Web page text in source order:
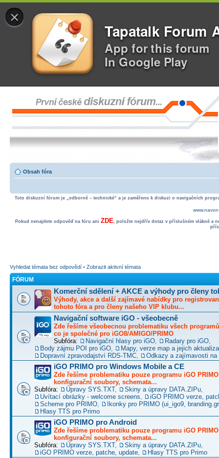
×
Tapatalk Forum
App for this forum
In Google Play
Obsah fóra
Toto diskuzní fórum je „odborně – technické“ a je zaměřeno k diskuzi o navigačních
Pokud nenajdete odpověď na fóru ani ZDE, položte nejdřív dotaz v příslušném vlákně a
Vyhledat témata bez odpovědí • Zobrazit aktivní témata
FÓRUM
Komerční sdělení + AKCE a výhody pro členy
Výhody, akce a další zajímavé nabídky pro
tohoto fóra a pro členy našeho VIP klubu...
Navigační software iGO - všeobecně
Zde řešíme všeobecnou problematiku všech
co je společné pro iGO8/AMIGO/PRIMO
Subfóra:
Navigační hlasy pro iGO Radary pro iGO
Body zájmu POI pro iGO
Mapy, verze map a jejich
Dopravní zpravodajství RDS-TMC
Odkazy a zajímavosti na
iGO PRIMO pro Windows Mobile a CE
Zde řešíme problematiku pouze programu iGO
konfigurační soubory, schemata...
Subfóra:
Úpravy SYS.TXT, Skiny a úpravy DATA.ZIPu
Uvítací obrázky - welcome screens
iGO PRIMO verze,
Scheme pro PRIMO
Ikonky pro PRIMO (ui_igo9,
Hlasy TTS pro Primo
iGO PRIMO pro Android
Zde řešíme problematiku pouze programu iGO
konfigurační soubory, schemata...
Subfóra:
Úpravy SYS.TXT, Skiny a úpravy DATA.ZIPu
iGO PRIMO verze, patche, update
Hlasy TTS pro Primo